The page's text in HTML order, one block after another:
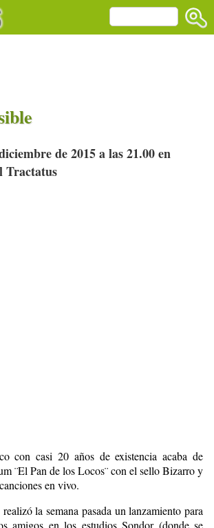
de 2015 a las 21.00 en
Tractatus
con casi 20 años de existencia acaba de
¨El Pan de los Locos¨ con el sello Bizarro y
en vivo.
la semana pasada un lanzamiento para
amigos en los estudios Sondor (donde se